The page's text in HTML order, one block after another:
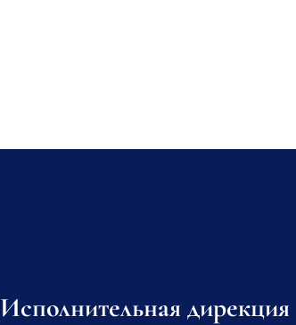
Исполнительная дирекция